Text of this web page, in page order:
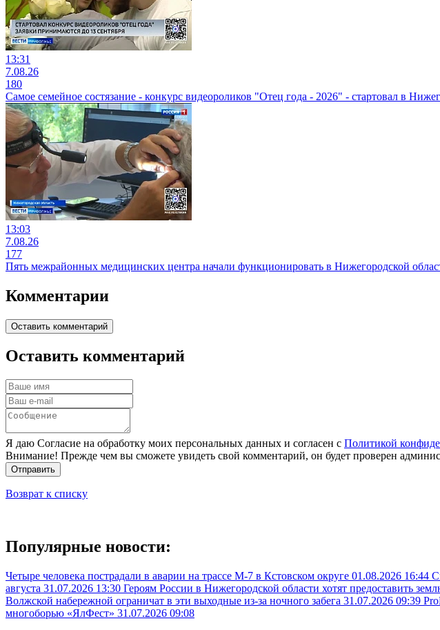
13:31
7.08.26
180
Самое семейное состязание - конкурс видеороликов "Отец года - 2026" - стартовал в
13:03
7.08.26
177
Пять межрайонных медицинских центра начали функционировать в Нижегородской
Комментарии
Оставить комментарий
Оставить комментарий
Я даю Согласие на обработку моих персональных данных и согласен с Политикой
Внимание! Прежде чем вы сможете увидеть свой комментарий, он будет проверен
Отправить
Возврат к списку
Популярные новости:
Четыре человека пострадали в аварии на трассе М-7 в Кстовском округе 01.08.2026 16:44
августа 31.07.2026 13:30 Героям России в Нижегородской области хотят предоставить
Волжской набережной ограничат в эти выходные из-за ночного забега 31.07.2026 09:39
многоборью «ЯлФест» 31.07.2026 09:08